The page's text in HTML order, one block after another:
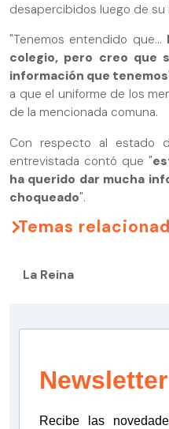
desapercibidos luego de su
"Tenemos entendido que...
colegio, pero creo que
información que tenemos
a que el uniforme de los
de la mencionada comuna.
Con respecto al estado
entrevistada contó que "
ha querido dar mucha
choqueado".
Temas
La Reina
Recibe las